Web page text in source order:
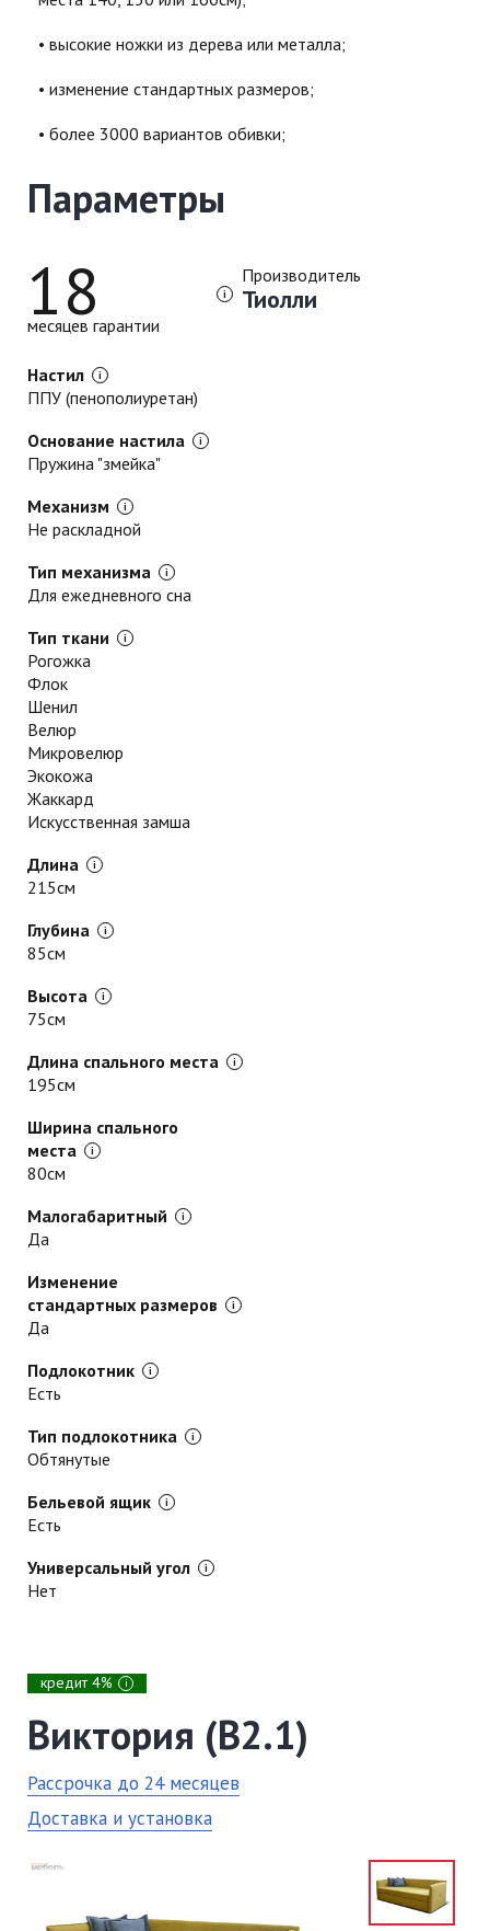
высокие ножки из дерева или металла;
изменение стандартных размеров;
более 3000 вариантов обивки;
Параметры
Настил
ППУ (пенополиуретан)
Основание настила
Пружина "змейка"
Механизм
Не раскладной
Тип механизма
Для ежедневного сна
Тип ткани
Рогожка
Флок
Шенил
Велюр
Микровелюр
Экокожа
Жаккард
Искусственная замша
Длина
215см
Глубина
85см
Высота
75см
Длина спального места
195см
Ширина спального
места
80см
Малогабаритный
Да
Изменение
стандартных размеров
Да
Подлокотник
Есть
Тип подлокотника
Обтянутые
Бельевой ящик
Есть
Универсальный угол
Нет
Производитель
Тиолли
18
месяцев гарантии
кредит 4% i
Виктория (В2.1)
Рассрочка до 24 месяцев
Доставка и установка